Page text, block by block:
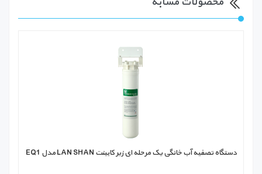
دستگاه تصفیه آب خانگی یک مرحله ای زیر کابینت LAN SHAN مدل EQ1